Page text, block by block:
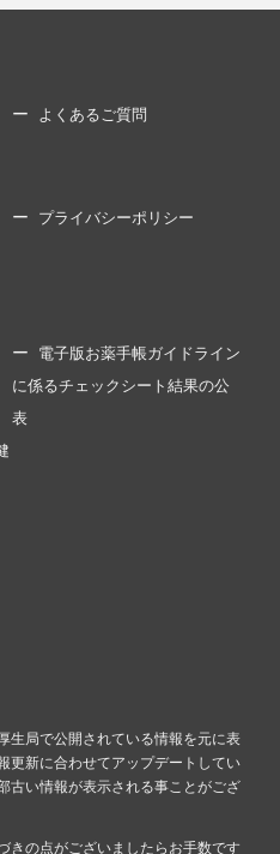
よくあるご質問
プライバシーポリシー
電子版お薬手帳ガイドライン
に係るチェックシート結果の公
表
生局で公開されている情報を元に表
更新に合わせてアップデートしてい
古い情報が表示される事ことがござ
きの点がございましたらお手数です